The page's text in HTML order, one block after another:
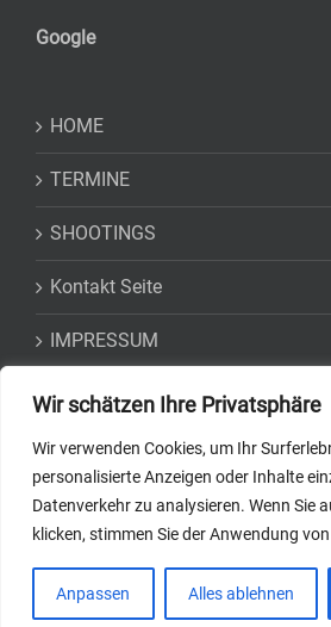
Wir schätzen Ihre Privatsphäre
Wir verwenden Cookies, um Ihr
personalisierte Anzeigen oder Inhalte
Datenverkehr zu analysieren. Wenn Sie
klicken, stimmen Sie der Anwendung
Anpassen Alles ablehnen
Google
HOME
TERMINE
SHOOTINGS
Kontakt Seite
IMPRESSUM
DATENSCHUTZ
Telefon